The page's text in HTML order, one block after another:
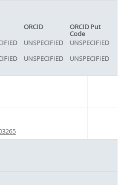
ORCID ORCID Put
Code
UNSPECIFIED
UNSPECIFIED
UNSPECIFIED UNSPECIFIED